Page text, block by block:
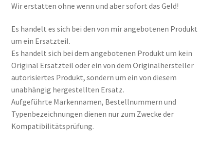
Wir erstatten ohne wenn und aber sofort das Geld!
Es handelt es sich bei den von mir angebotenen Produkt
um ein Ersatzteil.
Es handelt sich bei dem angebotenen Produkt um kein
Original Ersatzteil oder ein von dem Originalhersteller
autorisiertes Produkt, sondern um ein von diesem
unabhängig hergestellten Ersatz.
Aufgeführte Markennamen, Bestellnummern und
Typenbezeichnungen dienen nur zum Zwecke der
Kompatibilitätsprüfung.